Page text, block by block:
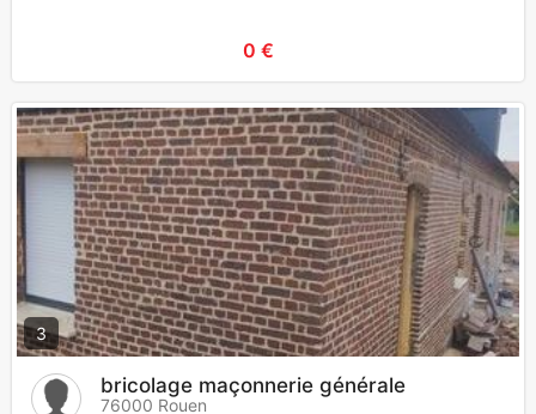
0 €
3
bricolage maçonnerie générale
76000 Rouen